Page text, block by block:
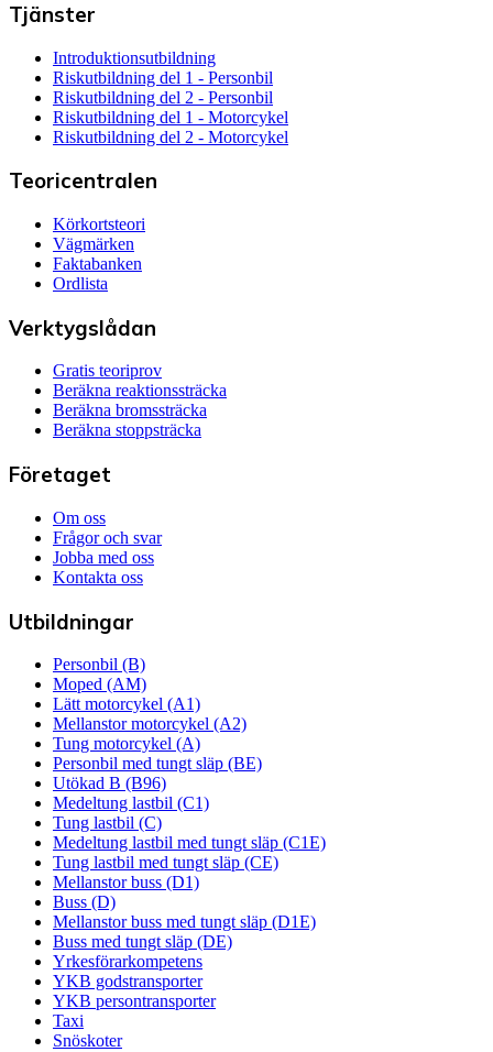
Tjänster
Introduktionsutbildning
Riskutbildning del 1 - Personbil
Riskutbildning del 2 - Personbil
Riskutbildning del 1 - Motorcykel
Riskutbildning del 2 - Motorcykel
Teoricentralen
Körkortsteori
Vägmärken
Faktabanken
Ordlista
Verktygslådan
Gratis teoriprov
Beräkna reaktionssträcka
Beräkna bromssträcka
Beräkna stoppsträcka
Företaget
Om oss
Frågor och svar
Jobba med oss
Kontakta oss
Utbildningar
Personbil (B)
Moped (AM)
Lätt motorcykel (A1)
Mellanstor motorcykel (A2)
Tung motorcykel (A)
Personbil med tungt släp (BE)
Utökad B (B96)
Medeltung lastbil (C1)
Tung lastbil (C)
Medeltung lastbil med tungt släp (C1E)
Tung lastbil med tungt släp (CE)
Mellanstor buss (D1)
Buss (D)
Mellanstor buss med tungt släp (D1E)
Buss med tungt släp (DE)
Yrkesförarkompetens
YKB godstransporter
YKB persontransporter
Taxi
Snöskoter